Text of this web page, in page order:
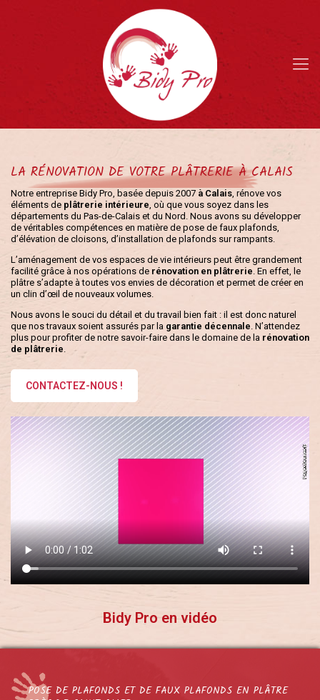
LA RÉNOVATION DE VOTRE PLÂTRERIE À CALAIS
Notre entreprise Bidy Pro, basée depuis 2007 à Calais, rénove vos
éléments de plâtrerie intérieure, où que vous soyez dans les
départements du Pas-de-Calais et du Nord. Nous avons su développer
de véritables compétences en matière de pose de faux plafonds,
d’élévation de cloisons, d’installation de plafonds sur rampants.
L’aménagement de vos espaces de vie intérieurs peut être grandement
facilité grâce à nos opérations de rénovation en plâtrerie. En effet, le
plâtre s’adapte à toutes vos envies de décoration et permet de créer en
un clin d’œil de nouveaux volumes.
Nous avons le souci du détail et du travail bien fait : il est donc naturel
que nos travaux soient assurés par la garantie décennale. N’attendez
plus pour profiter de notre savoir-faire dans le domaine de la rénovation
de plâtrerie.
CONTACTEZ-NOUS !
Bidy Pro en vidéo
POSE DE PLAFONDS ET DE FAUX PLAFONDS EN PLÂTRE